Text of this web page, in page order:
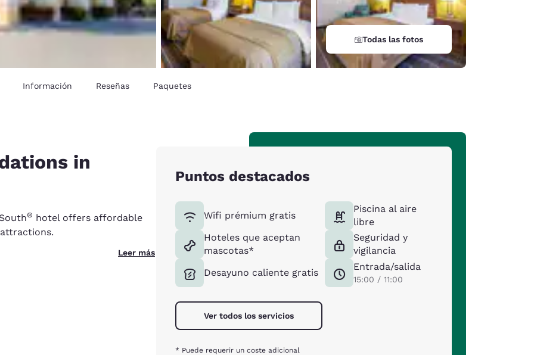
New Zealand
English
Todas las fotos
Información Reseñas Paquetes
in
® hotel offers affordable
Leer más
Puntos destacados
Wifi prémium gratis
Hoteles que aceptan
mascotas*
Desayuno caliente gratis
Piscina al aire
libre
Seguridad y
vigilancia
Entrada/salida
15:00 / 11:00
Ver todos los servicios
* Puede requerir un coste adicional